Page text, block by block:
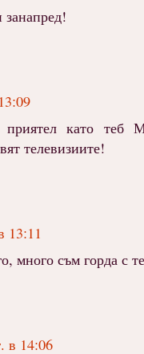
като теб
телевизиите!
13:11
много съм горда с
в 14:06